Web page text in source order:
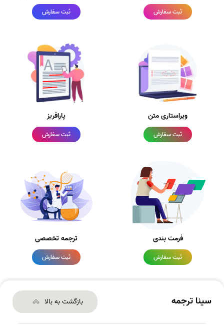
ثبت سفارش ثبت سفارش
ویراستاری متن
ثبت سفارش
پارافریز
ثبت سفارش
فرمت بندی
ثبت سفارش
ترجمه تخصصی
ثبت سفارش
سینا ترجمه بازگشت به بالا